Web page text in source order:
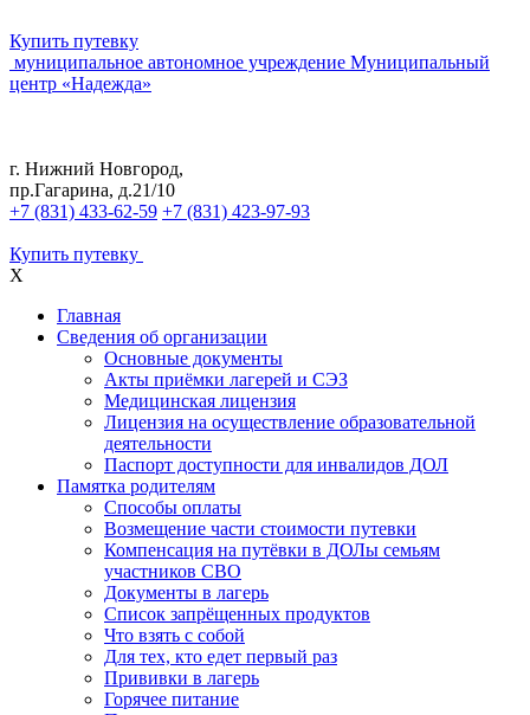
Купить путевку
муниципальное автономное учреждение Муниципальный
центр «Надежда»
г. Нижний Новгород,
пр.Гагарина, д.21/10
+7 (831) 433-62-59 +7 (831) 423-97-93
Купить путевку
X
Главная
Сведения об организации
Основные документы
Акты приёмки лагерей и СЭЗ
Медицинская лицензия
Лицензия на осуществление образовательной
деятельности
Паспорт доступности для инвалидов ДОЛ
Памятка родителям
Способы оплаты
Возмещение части стоимости путевки
Компенсация на путёвки в ДОЛы семьям
участников СВО
Документы в лагерь
Список запрёщенных продуктов
Что взять с собой
Для тех, кто едет первый раз
Прививки в лагерь
Горячее питание